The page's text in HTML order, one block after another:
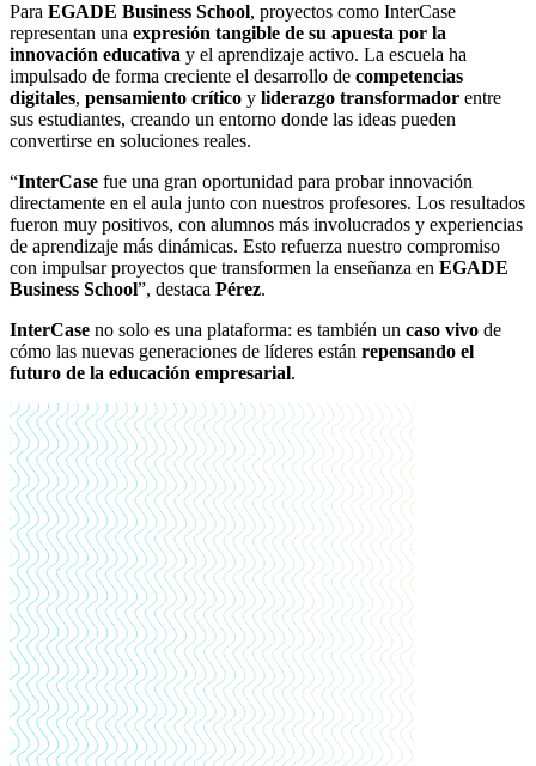
Para EGADE Business School, proyectos como InterCase
representan una expresión tangible de su apuesta por la
innovación educativa y el aprendizaje activo. La escuela ha
impulsado de forma creciente el desarrollo de competencias
digitales, pensamiento crítico y liderazgo transformador entre
sus estudiantes, creando un entorno donde las ideas pueden
convertirse en soluciones reales.
“InterCase fue una gran oportunidad para probar innovación
directamente en el aula junto con nuestros profesores. Los resultados
fueron muy positivos, con alumnos más involucrados y experiencias
de aprendizaje más dinámicas. Esto refuerza nuestro compromiso
con impulsar proyectos que transformen la enseñanza en EGADE
Business School”, destaca Pérez.
InterCase no solo es una plataforma: es también un caso vivo de
cómo las nuevas generaciones de líderes están repensando el
futuro de la educación empresarial.